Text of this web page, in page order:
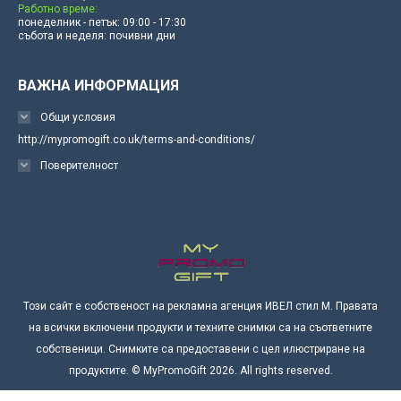
Работно време:
понеделник - петък: 09:00 - 17:30
събота и неделя: почивни дни
ВАЖНА ИНФОРМАЦИЯ
Общи условия
http://mypromogift.co.uk/terms-and-conditions/
Поверителност
Този сайт е собственост на рекламна агенция ИВЕЛ стил М. Правата
на всички включени продукти и техните снимки са на съответните
собственици. Снимките са предоставени с цел илюстриране на
продуктите. © MyPromoGift 2026. All rights reserved.